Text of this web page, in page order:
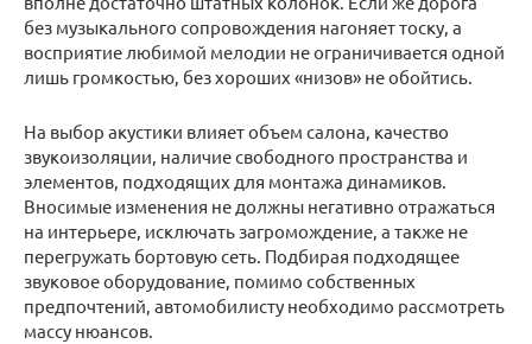
без музыкального сопровождения нагоняет тоску, а
восприятие любимой мелодии не ограничивается одной
лишь громкостью, без хороших «низов» не обойтись.
На выбор акустики влияет объем салона, качество
звукоизоляции, наличие свободного пространства и
элементов, подходящих для монтажа динамиков.
Вносимые изменения не должны негативно отражаться
на интерьере, исключать загромождение, а также не
перегружать бортовую сеть. Подбирая подходящее
звуковое оборудование, помимо собственных
предпочтений, автомобилисту необходимо рассмотреть
массу нюансов.